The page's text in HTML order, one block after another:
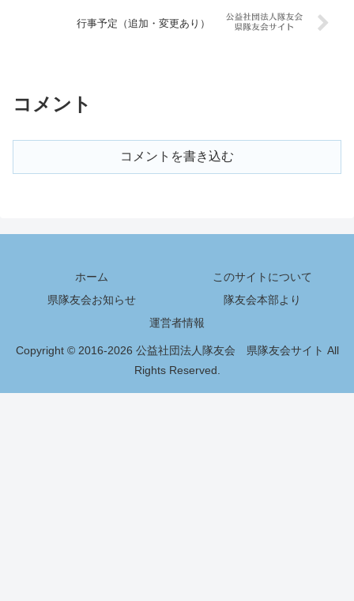
行事予定（追加・変更あり）
コメント
コメントを書き込む
ホーム
このサイトについて
県隊友会お知らせ
隊友会本部より
運営者情報
Copyright © 2016-2026 公益社団法人隊友会 県隊友会サイト All
Rights Reserved.